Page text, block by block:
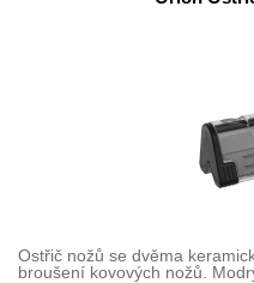
Ostřič nožů se dvěma
broušení kovových nožů.